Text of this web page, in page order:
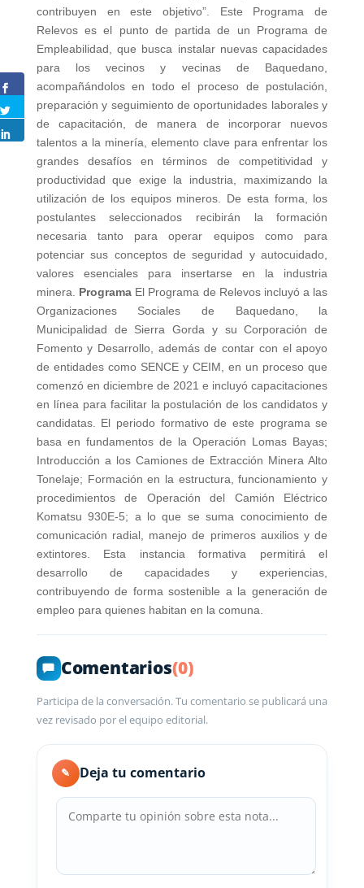
contribuyen en este objetivo”. Este Programa de
Relevos es el punto de partida de un Programa de
Empleabilidad, que busca instalar nuevas capacidades
para los vecinos y vecinas de Baquedano,
acompañándolos en todo el proceso de postulación,
preparación y seguimiento de oportunidades laborales y
de capacitación, de manera de incorporar nuevos
talentos a la minería, elemento clave para enfrentar los
grandes desafíos en términos de competitividad y
productividad que exige la industria, maximizando la
utilización de los equipos mineros. De esta forma, los
postulantes seleccionados recibirán la formación
necesaria tanto para operar equipos como para
potenciar sus conceptos de seguridad y autocuidado,
valores esenciales para insertarse en la industria
minera. ProgramaEl Programa de Relevos incluyó a las
Organizaciones Sociales de Baquedano, la
Municipalidad de Sierra Gorda y su Corporación de
Fomento y Desarrollo, además de contar con el apoyo
de entidades como SENCE y CEIM, en un proceso que
comenzó en diciembre de 2021 e incluyó capacitaciones
en línea para facilitar la postulación de los candidatos y
candidatas. El periodo formativo de este programa se
basa en fundamentos de la Operación Lomas Bayas;
Introducción a los Camiones de Extracción Minera Alto
Tonelaje; Formación en la estructura, funcionamiento y
procedimientos de Operación del Camión Eléctrico
Komatsu 930E-5; a lo que se suma conocimiento de
comunicación radial, manejo de primeros auxilios y de
extintores. Esta instancia formativa permitirá el
desarrollo de capacidades y experiencias,
contribuyendo de forma sostenible a la generación de
empleo para quienes habitan en la comuna.
Comentarios(0)
Participa de la conversación. Tu comentario se publicará una
vez revisado por el equipo editorial.
✎ Deja tu comentario